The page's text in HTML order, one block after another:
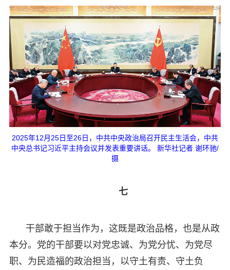
2025年12月25日至26日，中共中央政治局召开民主生活会，中共
中央总书记习近平主持会议并发表重要讲话。 新华社记者 谢环驰/
摄
七
干部敢于担当作为，这既是政治品格，也是从政
本分。党的干部要以对党忠诚、为党分忧、为党尽
职、为民造福的政治担当，以守土有责、守土负